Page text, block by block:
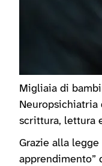
Migliaia di
Neuropsichiatria
scrittura, lettura
Grazie alla
apprendimento”